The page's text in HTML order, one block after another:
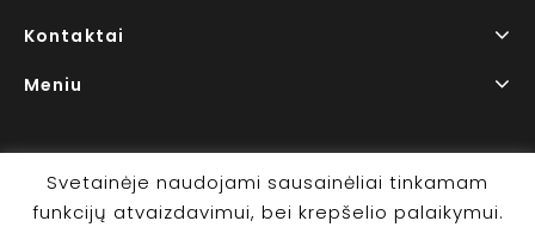
Kontaktai
Meniu
Svetainėje naudojami sausainėliai tinkamam
funkcijų atvaizdavimui, bei krepšelio palaikymui.